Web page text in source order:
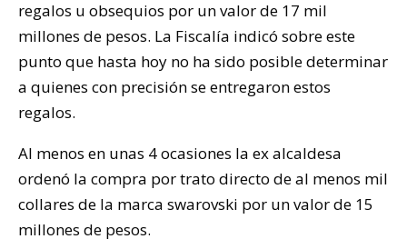
regalos u obsequios por un valor de 17 mil
millones de pesos. La Fiscalía indicó sobre este
punto que hasta hoy no ha sido posible determinar
a quienes con precisión se entregaron estos
regalos.
Al menos en unas 4 ocasiones la ex alcaldesa
ordenó la compra por trato directo de al menos mil
collares de la marca swarovski por un valor de 15
millones de pesos.